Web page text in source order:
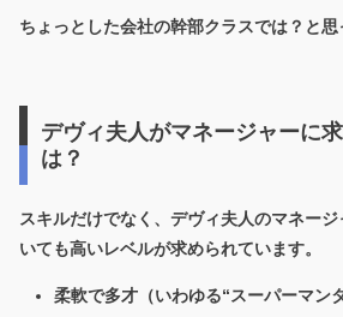
ちょっとした会社の幹部クラスでは？と思
デヴィ夫人がマネージャーに
は？
スキルだけでなく、デヴィ夫人のマネー
いても高いレベルが求められています。
柔軟で多才（いわゆる“スーパーマン